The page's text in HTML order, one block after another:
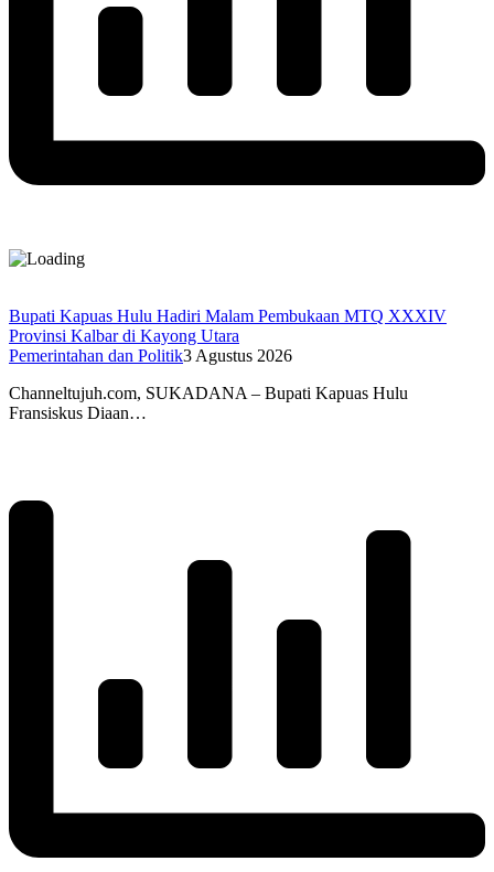
Bupati Kapuas Hulu Hadiri Malam Pembukaan MTQ XXXIV
Provinsi Kalbar di Kayong Utara
Pemerintahan dan Politik3 Agustus 2026
Channeltujuh.com, SUKADANA – Bupati Kapuas Hulu
Fransiskus Diaan…